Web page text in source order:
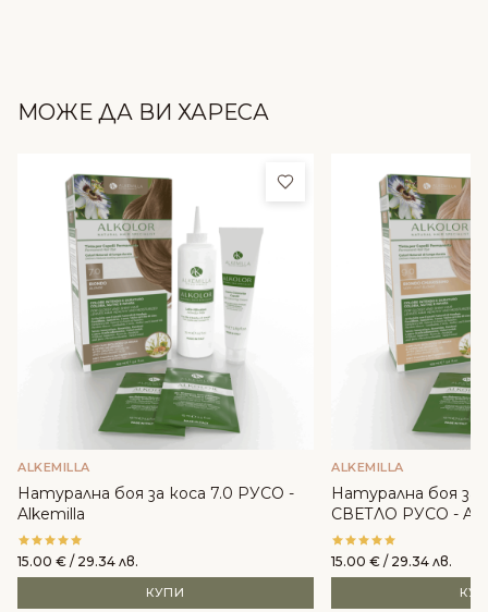
МОЖЕ ДА ВИ ХАРЕСА
Добави в любими
ALKEMILLA
Натурална боя за коса 7.0 РУСО -
Alkemilla
15.00 € / 29.34 лв.
КУПИ
ALKEMILLA
Натурална боя
СВЕТЛО РУСО -
15.00 € / 29.34 лв.